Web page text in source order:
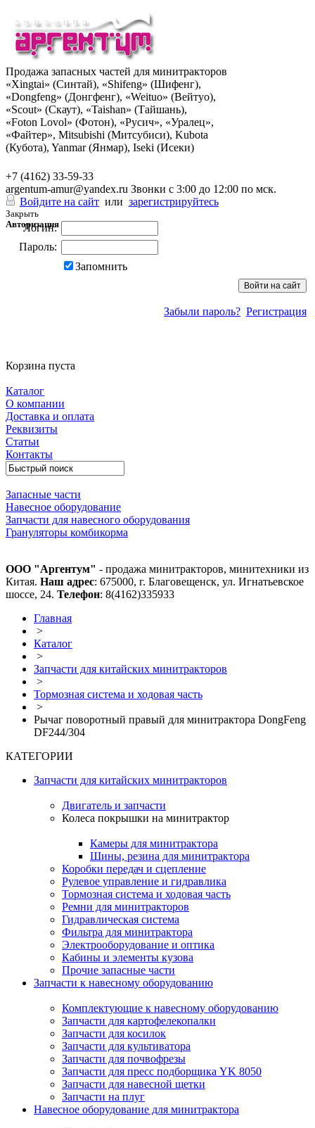
Продажа запасных частей для минитракторов
«Xingtai» (Синтай), «Shifeng» (Шифенг),
«Dongfeng» (Донгфенг), «Weituo» (Вейтуо),
«Scout» (Скаут), «Taishan» (Тайшань),
«Foton Lovol» (Фотон), «Русич», «Уралец»,
«Файтер», Mitsubishi (Митсубиси), Kubota
(Кубота), Yanmar (Янмар), Iseki (Исеки)
+7 (4162) 33-59-33
argentum-amur@yandex.ru Звонки с 3:00 до 12:00 по мск.
Войдите на сайт или зарегистрируйтесь
Закрыть
Авторизация
Логин:
Пароль:
Запомнить
Забыли пароль? Регистрация
Корзина пуста
Каталог
О компании
Доставка и оплата
Реквизиты
Статьи
Контакты
Запасные части
Навесное оборудование
Запчасти для навесного оборудования
Грануляторы комбикорма
ООО "Аргентум" - продажа минитракторов, минитехники из
Китая. Наш адрес: 675000, г. Благовещенск, ул. Игнатьевское
шоссе, 24. Телефон: 8(4162)335933
Главная
>
Каталог
>
Запчасти для китайских минитракторов
>
Тормозная система и ходовая часть
>
Рычаг поворотный правый для минитрактора DongFeng
DF244/304
КАТЕГОРИИ
Запчасти для китайских минитракторов
Двигатель и запчасти
Колеса покрышки на минитрактор
Камеры для минитрактора
Шины, резина для минитрактора
Коробки передач и сцепление
Рулевое управление и гидравлика
Тормозная система и ходовая часть
Ремни для минитракторов
Гидравлическая система
Фильтра для минитрактора
Электрооборудование и оптика
Кабины и элементы кузова
Прочие запасные части
Запчасти к навесному оборудованию
Комплектующие к навесному оборудованию
Запчасти для картофелекопалки
Запчасти для косилок
Запчасти для культиватора
Запчасти для почвофрезы
Запчасти для пресс подборщика YK 8050
Запчасти для навесной щетки
Запчасти на плуг
Навесное оборудование для минитрактора